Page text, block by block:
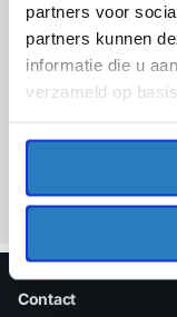
partners voor
partners kunnen
informatie die u
verzameld op
Contact